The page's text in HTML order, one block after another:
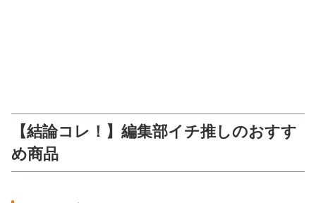
【結論コレ！】編集部イチ推しのおすす
め商品